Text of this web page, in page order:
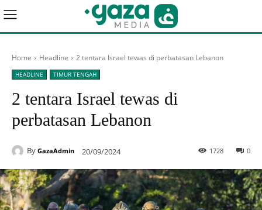
Home Headline 2 tentara Israel tewas di perbatasan Lebanon
HEADLINE TIMUR TENGAH
2 tentara Israel tewas di
perbatasan Lebanon
By GazaAdmin 20/09/2024 0
1728